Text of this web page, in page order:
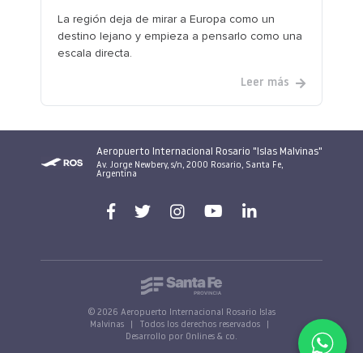
La región deja de mirar a Europa como un
destino lejano y empieza a pensarlo como una
escala directa.
Leer más
Aeropuerto Internacional Rosario "Islas Malvinas"
Av. Jorge Newbery, s/n, 2000 Rosario, Santa Fe,
Argentina
© 2026 Aeropuerto Internacional Rosario Islas
Malvinas
Todos los derechos reservados
Desarrollo por Onlines & co.